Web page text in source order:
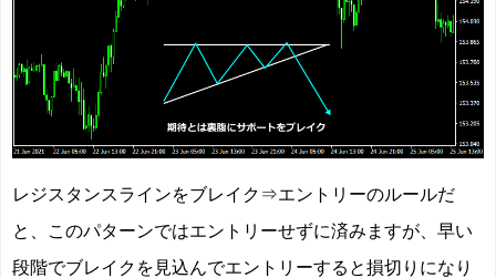
レジスタンスラインをブレイク⇒エントリーのルールだ
と、このパターンではエントリーせずに済みますが、早い
段階でブレイクを見込んでエントリーすると損切りになり